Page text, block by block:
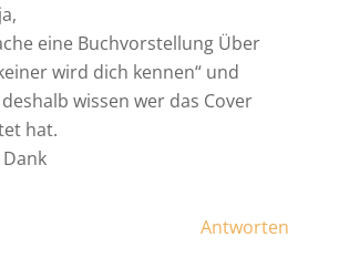
eine Buchvorstellung Über
wird dich kennen“ und
wissen wer das Cover
hat.
Antworten